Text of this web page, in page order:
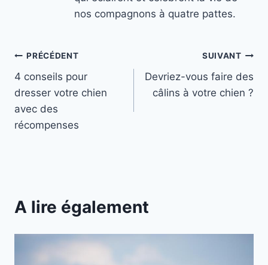
nos compagnons à quatre pattes.
Navigation
de
l’article
PRÉCÉDENT
4 conseils pour
dresser votre chien
avec des
récompenses
SUIVANT
Devriez-vous faire des
câlins à votre chien ?
A lire également